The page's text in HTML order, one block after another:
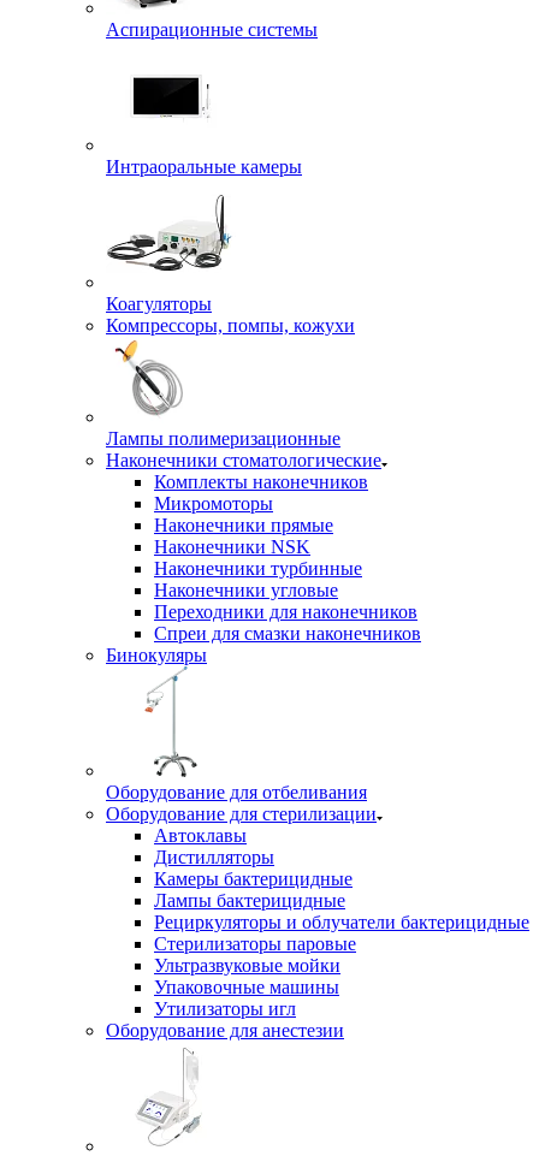
Аспирационные системы
Интраоральные камеры
Коагуляторы
Компрессоры, помпы, кожухи
Лампы полимеризационные
Наконечники стоматологические
Комплекты наконечников
Микромоторы
Наконечники прямые
Наконечники NSK
Наконечники турбинные
Наконечники угловые
Переходники для наконечников
Спреи для смазки наконечников
Бинокуляры
Оборудование для отбеливания
Оборудование для стерилизации
Автоклавы
Дистилляторы
Камеры бактерицидные
Лампы бактерицидные
Рециркуляторы и облучатели бактерицидные
Стерилизаторы паровые
Ультразвуковые мойки
Упаковочные машины
Утилизаторы игл
Оборудование для анестезии